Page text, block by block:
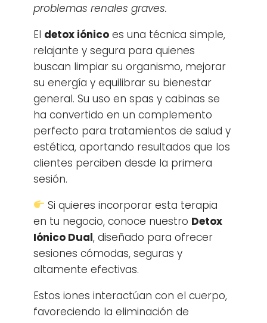
problemas renales graves.
El detox iónico es una técnica simple,
relajante y segura para quienes
buscan limpiar su organismo, mejorar
su energía y equilibrar su bienestar
general. Su uso en spas y cabinas se
ha convertido en un complemento
perfecto para tratamientos de salud y
estética, aportando resultados que los
clientes perciben desde la primera
sesión.
Si quieres incorporar esta terapia
en tu negocio, conoce nuestro Detox
Iónico Dual, diseñado para ofrecer
sesiones cómodas, seguras y
altamente efectivas.
Estos iones interactúan con el cuerpo,
favoreciendo la eliminación de